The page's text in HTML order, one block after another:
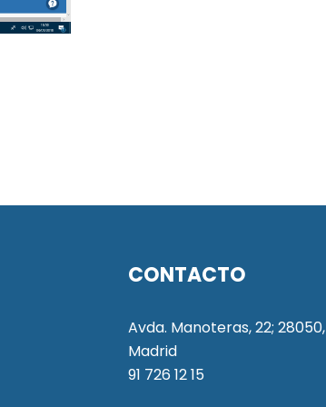
CONTACTO
Avda. Manoteras, 22; 28050,
Madrid
91 726 12 15